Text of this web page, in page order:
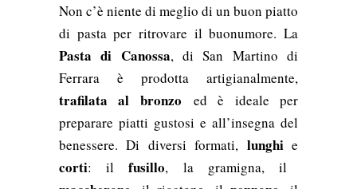
Non c’è niente di meglio di un buon piatto
di pasta per ritrovare il buonumore. La
Pasta di Canossa, di San Martino di
Ferrara è prodotta artigianalmente,
trafilata al bronzo
ed è ideale per
preparare piatti gustosi e all’insegna del
benessere. Di diversi formati, lunghie
corti: ilfusillo, la gramigna, il